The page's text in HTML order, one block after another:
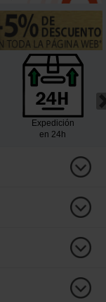
Expedición
en 24h